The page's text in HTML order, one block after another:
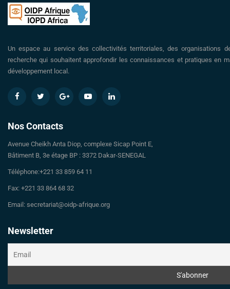
Un espace au service des collectivités territoriales, des organisations
recherche qui souhaitent approfondir les connaissances et pratiques en
développement local.
Nos Contacts
Avenue Cheikh Anta Diop, complexe Sicap Point E,
Bâtiment B, 3e étage BP : 3372 Dakar-SENEGAL
Téléphone:+221 33 859 64 11
Fax: +221 33 864 68 32
Email: secretariat@oidp-afrique.org
Newsletter